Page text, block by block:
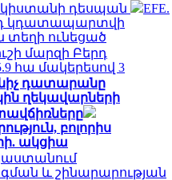
դեսպան
EFE.
կդատապարտվի
ունեցած
մարզի Բերդ
հա մակերեսով 3
դատարանը
ղեկավարների
բոլորիս
ակցիա
և շինարարության